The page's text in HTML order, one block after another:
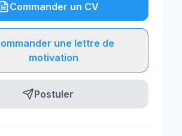
Commander un CV
une lettre de
motivation
Postuler